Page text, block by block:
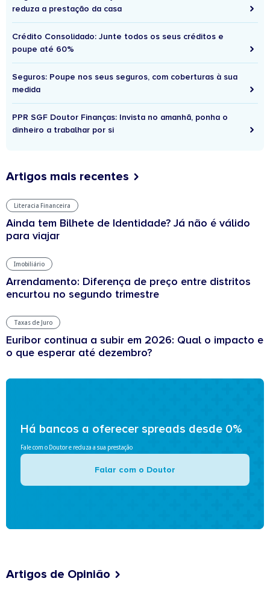
reduza a prestação da casa
Crédito Consolidado: Junte todos os seus créditos e
poupe até 60%
Seguros: Poupe nos seus seguros, com coberturas à sua
medida
PPR SGF Doutor Finanças: Invista no amanhã, ponha o
dinheiro a trabalhar por si
Artigos mais recentes
Literacia Financeira
Ainda tem Bilhete de Identidade? Já não é válido
para viajar
Imobiliário
Arrendamento: Diferença de preço entre distritos
encurtou no segundo trimestre
Taxas de Juro
Euribor continua a subir em 2026: Qual o impacto e
o que esperar até dezembro?
Há bancos a oferecer spreads desde 0%
Fale com o Doutor e reduza a sua prestação
Falar com o Doutor
Artigos de Opinião